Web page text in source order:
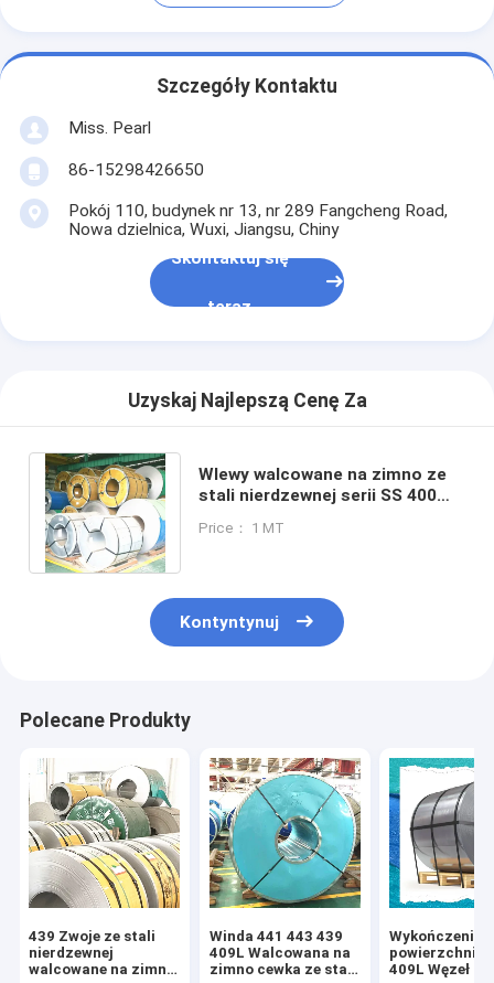
Szczegóły Kontaktu
Miss. Pearl
86-15298426650
Pokój 110, budynek nr 13, nr 289 Fangcheng Road,
Nowa dzielnica, Wuxi, Jiangsu, Chiny
Skontaktuj się
teraz
Uzyskaj Najlepszą Cenę Za
Wlewy walcowane na zimno ze
stali nierdzewnej serii SS 400
domowych
Price： 1 MT
Kontyntynuj
Polecane Produkty
439 Zwoje ze stali
nierdzewnej
walcowane na zimno
Winda 441 443 439
409L Walcowana na
zimno cewka ze stali
Wykończenie
409L Węzeł